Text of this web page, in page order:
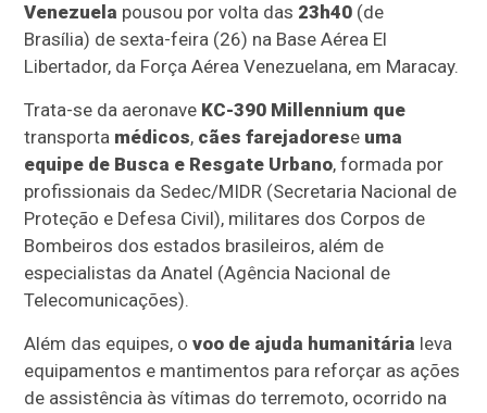
Venezuela pousou por volta das 23h40 (de
Brasília) de sexta-feira (26) na Base Aérea El
Libertador, da Força Aérea Venezuelana, em Maracay.
Trata-se da aeronave KC-390 Millennium que
transporta médicos, cães farejadorese uma
equipe de Busca e Resgate Urbano, formada por
profissionais da Sedec/MIDR (Secretaria Nacional de
Proteção e Defesa Civil), militares dos Corpos de
Bombeiros dos estados brasileiros, além de
especialistas da Anatel (Agência Nacional de
Telecomunicações).
Além das equipes, ovoo de ajuda humanitária leva
equipamentos e mantimentos para reforçar as ações
de assistência às vítimas do terremoto, ocorrido na